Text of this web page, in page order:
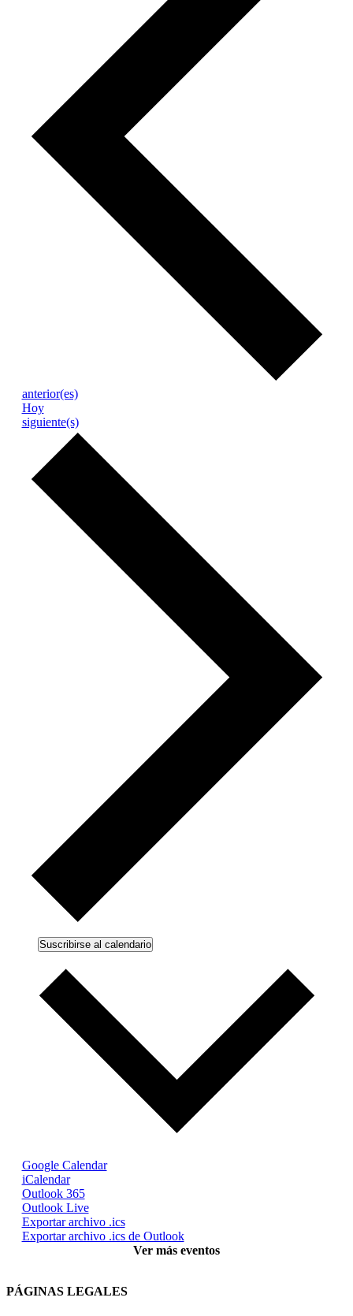
Eventos
anterior(es)
Hoy
Eventos
siguiente(s)
Suscribirse al calendario
Google Calendar
iCalendar
Outlook 365
Outlook Live
Exportar archivo .ics
Exportar archivo .ics de Outlook
Ver más eventos
PÁGINAS LEGALES